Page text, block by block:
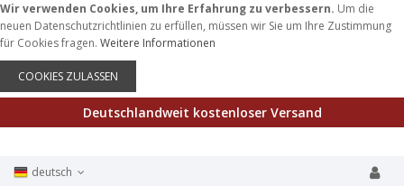
Wir verwenden Cookies, um Ihre Erfahrung zu verbessern. Um die
neuen Datenschutzrichtlinien zu erfüllen, müssen wir Sie um Ihre Zustimmung
für Cookies fragen. Weitere Informationen
COOKIES ZULASSEN
Deutschlandweit kostenloser Versand
deutsch